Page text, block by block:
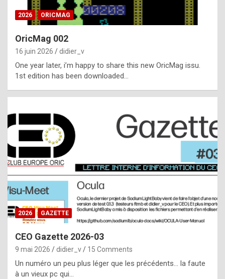
ff
i
l
t
t
s
t
a
s
i
e
f
2026 ORICMAG
OricMag 002
16 juin 2026 didier_v
One year later, i’m happy to share this new OricMag issu.
1st edition has been downloaded…
2026 GAZETTE
CEO Gazette 2026-03
9 mai 2026 didier_v 15 Comments
Un numéro un peu plus léger que les précédents… la faute
à un vieux pc qui…